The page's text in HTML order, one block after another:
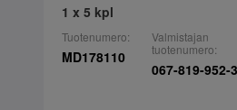
1 x 5 kpl
Tuotenumero:
MD178110
Valmistajan
tuotenumero:
067-819-952-